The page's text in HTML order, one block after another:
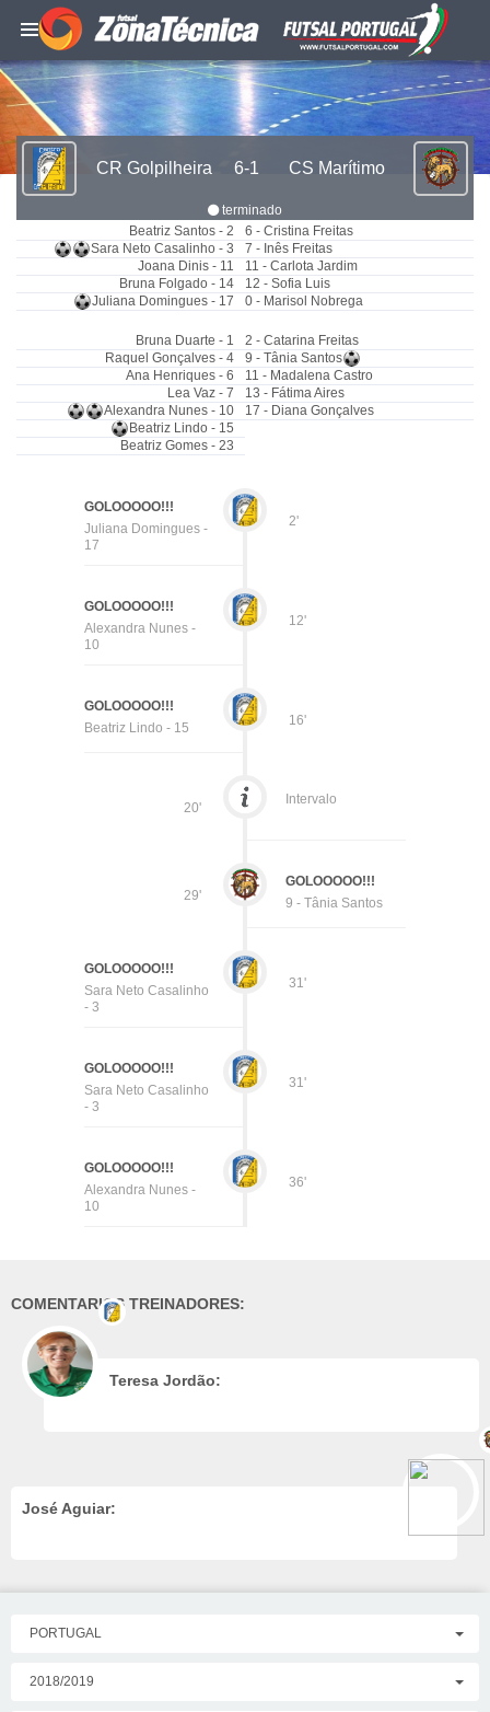
CR Golpilheira 6-1 CS Marítimo
terminado
Beatriz Santos - 2
Sara Neto Casalinho - 3
Joana Dinis - 11
Bruna Folgado - 14
Juliana Domingues - 17
6 - Cristina Freitas
7 - Inês Freitas
11 - Carlota Jardim
12 - Sofia Luis
0 - Marisol Nobrega
Bruna Duarte - 1
Raquel Gonçalves - 4
Ana Henriques - 6
Lea Vaz - 7
Alexandra Nunes - 10
Beatriz Lindo - 15
Beatriz Gomes - 23
2 - Catarina Freitas
9 - Tânia Santos
11 - Madalena Castro
13 - Fátima Aires
17 - Diana Gonçalves
2'
GOLOOOOO!!!
Juliana Domingues -
17
12'
GOLOOOOO!!!
Alexandra Nunes -
10
16'
GOLOOOOO!!!
Beatriz Lindo - 15
20'
Intervalo
29'
GOLOOOOO!!!
9 - Tânia Santos
31'
GOLOOOOO!!!
Sara Neto Casalinho
- 3
31'
GOLOOOOO!!!
Sara Neto Casalinho
- 3
36'
GOLOOOOO!!!
Alexandra Nunes -
10
COMENTARIOS TREINADORES:
Teresa Jordão:
José Aguiar:
PORTUGAL
2018/2019